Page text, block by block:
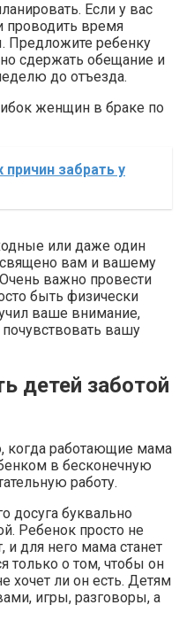
Если у вас
проводить время
Предложите ребенку
сдержать обещание и
до отъезда.
женщин в браке по
причин забрать у
или даже один
вам и вашему
важно провести
быть физически
ваше внимание,
вашу
детей заботой
когда работающие мама
в бесконечную
работу.
досуга буквально
Ребенок просто не
и для него мама станет
только о том, чтобы он
хочет ли он есть. Детям
игры, разговоры, а